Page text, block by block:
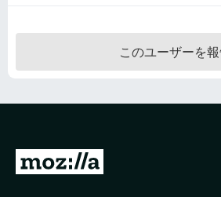
ア
ド
オ
このユーザーを
M